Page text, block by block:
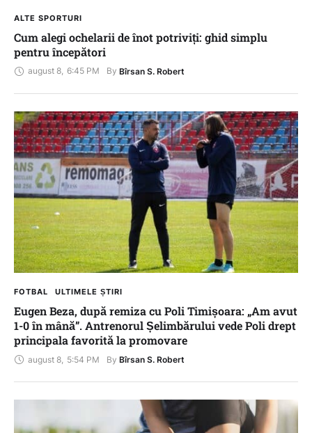
ALTE SPORTURI
Cum alegi ochelarii de înot potriviți: ghid simplu
pentru începători
august 8, 6:45 PM By Bîrsan S. Robert
FOTBAL ULTIMELE ȘTIRI
Eugen Beza, după remiza cu Poli Timișoara: „Am avut
1-0 în mână”. Antrenorul Șelimbărului vede Poli drept
principala favorită la promovare
august 8 5:54 PM By Bîrsan S. Robert